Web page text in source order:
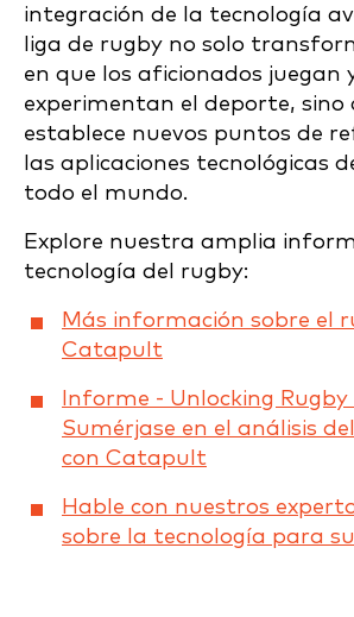
integración de la tecnología
liga de rugby no solo
en que los aficionados juegan
experimentan el deporte, sino
establece nuevos puntos de
las aplicaciones tecnológicas
todo el mundo.
Explore nuestra amplia
tecnología del rugby:
Más información sobre el
Catapult
Informe - Unlocking Rugby
Sumérjase en el análisis
con Catapult
Hable con nuestros
sobre la tecnología para